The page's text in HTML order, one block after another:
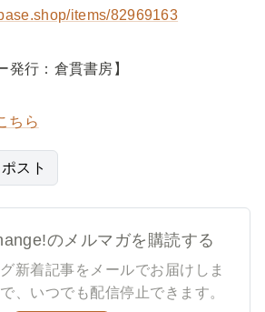
items/82969163
発行：倉貫書房】
ちら
ポスト
のメルマガを購読する
新着記事をメールでお届けしま
、いつでも配信停止できます。